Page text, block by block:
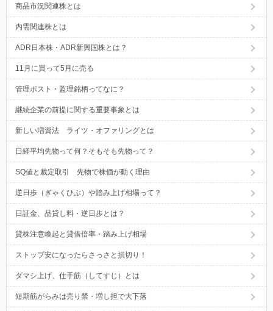
商品市況関連株とは
内需関連株とは
ADR日本株・ADR新興国株とは？
11月に買って5月に売る
管理ポスト・監理銘柄ってなに？
継続企業の前提に関する重要事象とは
新しい増資法 ライツ・オファリングとは
日経平均先物って何？そもそも先物って？
SQ値と裁定取引 先物で株価が動く理由
逆日歩（ぎゃくひぶ）や踏み上げ相場って？
日証金、品貸し料・逆日歩とは？
貸株注意喚起と貸借倍率・踏み上げ相場
ストップ安になったらさっさと損切り！
ダマシ上げ、仕手筋（してすじ）とは
短期筋がらみは売り禁・増し担で大下落